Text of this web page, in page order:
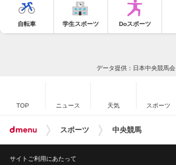
自転車 学生スポーツ Doスポーツ
データ提供：日本中央競馬会
TOP ニュース 天気 スポーツ
スポーツ 中央競馬
サイトご利用にあたって